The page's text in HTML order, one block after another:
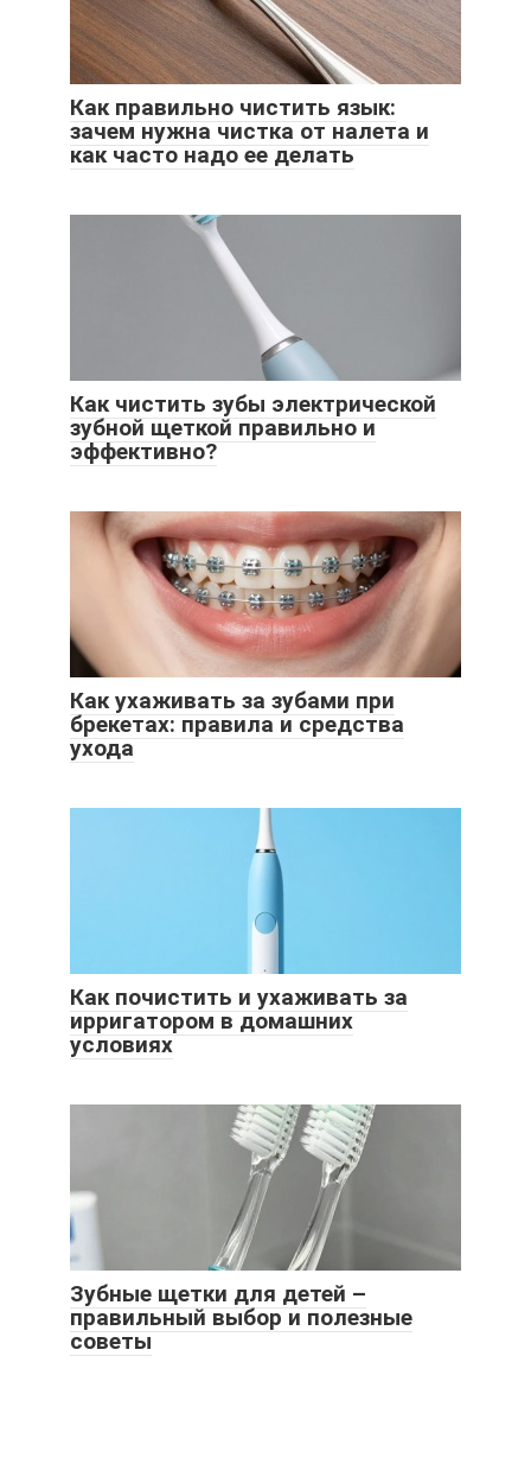
Как правильно чистить язык:
зачем нужна чистка от налета и
как часто надо ее делать
Как чистить зубы электрической
зубной щеткой правильно и
эффективно?
Как ухаживать за зубами при
брекетах: правила и средства
ухода
Как почистить и ухаживать за
ирригатором в домашних
условиях
Зубные щетки для детей –
правильный выбор и полезные
советы